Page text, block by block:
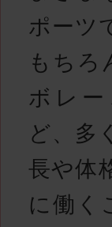
ポーツ
もちろ
ボレ
ど、多
長や体
に働く